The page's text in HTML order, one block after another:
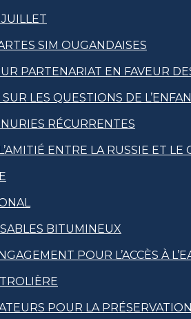
SIM OUGANDAISES
PARTENARIAT EN FAVEUR
LES QUESTIONS DE
RÉCURRENTES
ENTRE LA RUSSIE ET LE
BITUMINEUX
POUR L’ACCÈS À
POUR LA